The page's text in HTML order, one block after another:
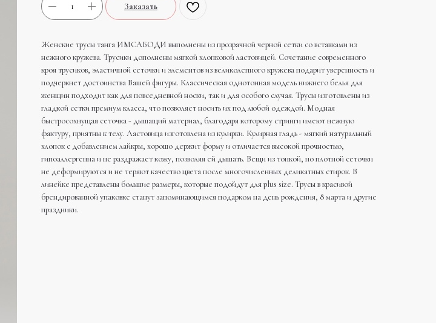
Заказать
Женские трусы танга ИМСАБОДИ выполнены из прозрачной черной сетки со вставками из
нежного кружева. Трусики дополнены мягкой хлопковой ластовицей. Сочетание современного
кроя трусиков, эластичной сеточки и элементов из великолепного кружева подарит уверенность и
подчеркнет достоинства Вашей фигуры. Классическая однотонная модель нижнего белья для
женщин подходит как для повседневной носки, так и для особого случая. Трусы изготовлены из
гладкой сетки премиум класса, что позволяет носить их под любой одеждой. Модная
быстросохнущая сеточка - дышащий материал, благодаря которому стринги имеют нежную
фактуру, приятны к телу. Ластовица изготовлена из кулирки. Кулирная гладь - мягкий натуральный
хлопок с добавлением лайкры, хорошо держит форму и отличается высокой прочностью,
гипоаллергенна и не раздражает кожу, позволяя ей дышать. Вещи из тонкой, но плотной сеточки
не деформируются и не теряют качество цвета после многочисленных деликатных стирок. В
линейке представлены большие размеры, которые подойдут для plus size. Трусы в красивой
брендированной упаковке станут запоминающимся подарком на день рождения, 8 марта и другие
праздники.